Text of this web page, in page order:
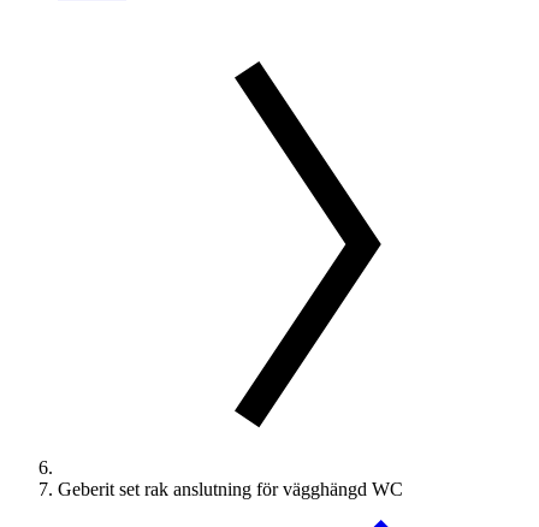
Geberit set rak anslutning för vägghängd WC